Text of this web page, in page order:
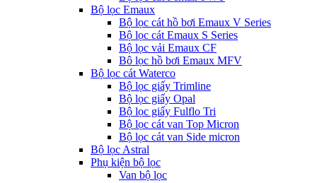
Bộ lọc Emaux
Bộ lọc cát hồ bơi Emaux V Series
Bộ lọc cát Emaux S Series
Bộ lọc vải Emaux CF
Bô lọc hồ bơi Emaux MFV
Bộ lọc cát Waterco
Bộ lọc giấy Trimline
Bộ lọc giấy Opal
Bộ lọc giấy Fulflo Tri
Bộ lọc cát van Top Micron
Bộ lọc cát van Side micron
Bộ lọc Astral
Phụ kiện bộ lọc
Van bộ lọc